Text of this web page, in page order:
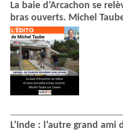
La baie d’Arcachon se
bras ouverts. Michel
L’Inde : l’autre grand ami